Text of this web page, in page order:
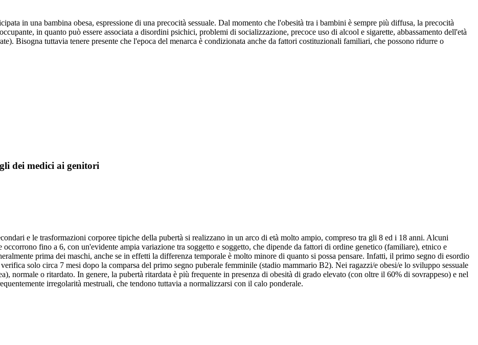
in una bambina obesa, espressione di una precocità sessuale. Dal momento che l'obesità tra i bambini è sempre più diffusa, la precocità
in quanto può essere associata a disordini psichici, problemi di socializzazione, precoce uso di alcool e sigarette, abbassamento dell'età
Bisogna tuttavia tenere presente che l'epoca del menarca è condizionata anche da fattori costituzionali familiari, che possono ridurre o
dei medici ai genitori
e le trasformazioni corporee tipiche della pubertà si realizzano in un arco di età molto ampio, compreso tra gli 8 ed i 18 anni. Alcuni
fino a 6, con un'evidente ampia variazione tra soggetto e soggetto, che dipende da fattori di ordine genetico (familiare), etnico e
prima dei maschi, anche se in effetti la differenza temporale è molto minore di quanto si possa pensare. Infatti, il primo segno di esordio
solo circa 7 mesi dopo la comparsa del primo segno puberale femminile (stadio mammario B2). Nei ragazzi/e obesi/e lo sviluppo sessuale
normale o ritardato. In genere, la pubertà ritardata è più frequente in presenza di obesità di grado elevato (con oltre il 60% di sovrappeso) e nel
irregolarità mestruali, che tendono tuttavia a normalizzarsi con il calo ponderale.